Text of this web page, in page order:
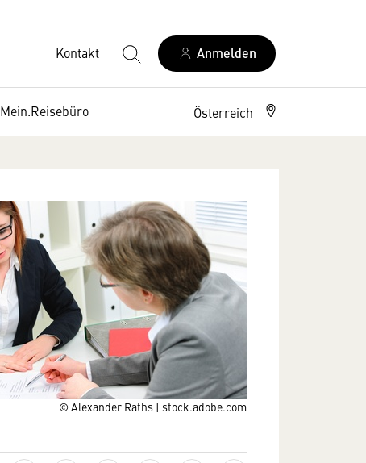
Kontakt Anmelden
Mein.Reisebüro Österreich
© Alexander Raths | stock.adobe.com